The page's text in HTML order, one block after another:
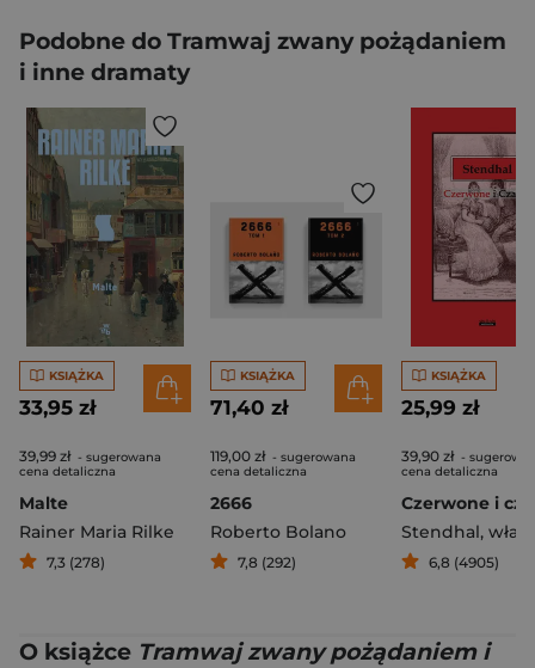
Podobne do Tramwaj zwany pożądaniem
i inne dramaty
KSIĄŻKA
33,95 zł
39,99 zł - sugerowana
cena detaliczna
Malte
Rainer Maria Rilke
7,3 (278)
KSIĄŻKA
71,40 zł
119,00 zł - sugerowana
cena detaliczna
2666
Roberto Bolano
7,8 (292)
KSIĄŻKA
25,99 zł
39,90 zł -
cena detaliczna
Czerwone i
Stendhal, właśc.
6,8 (4905)
O książce Tramwaj zwany pożądaniem i